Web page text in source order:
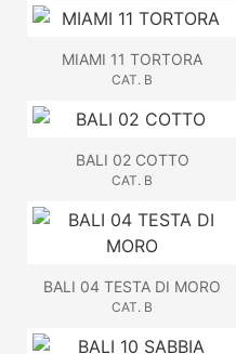
MIAMI 11 TORTORA
CAT. B
BALI 02 COTTO
CAT. B
BALI 04 TESTA DI MORO
CAT. B